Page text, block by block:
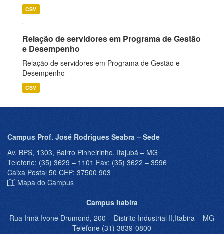
CSV
Relação de servidores em Programa de Gestão
e Desempenho
Relação de servidores em Programa de Gestão e
Desempenho
CSV
Campus Prof. José Rodrigues Seabra – Sede
Av. BPS, 1303, Bairro Pinheirinho, Itajubá – MG
Telefone: (35) 3629 – 1101 Fax: (35) 3622 – 3596
Caixa Postal 50 CEP: 37500 903
Mapa do Campus
Campus Itabira
Rua Irmã Ivone Drumond, 200 – Distrito Industrial II,Itabira – MG
Telefone (31) 3839-0800